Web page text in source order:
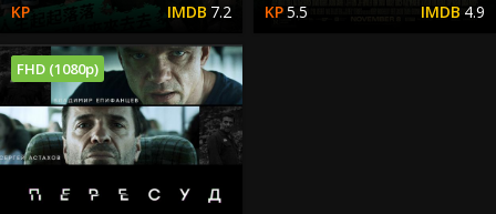
7.2
5.5
4.9
FHD (1080p)